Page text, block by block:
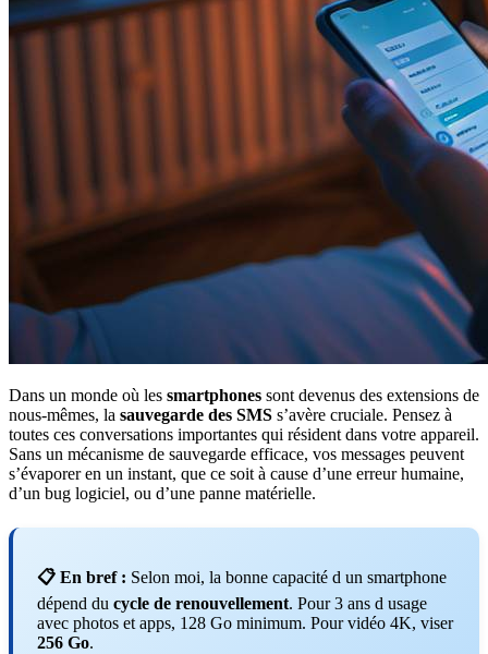
Dans un monde où les smartphones sont devenus des extensions de
nous-mêmes, la sauvegarde des SMS s’avère cruciale. Pensez à
toutes ces conversations importantes qui résident dans votre appareil.
Sans un mécanisme de sauvegarde efficace, vos messages peuvent
s’évaporer en un instant, que ce soit à cause d’une erreur humaine,
d’un bug logiciel, ou d’une panne matérielle.
📋 En bref : Selon moi, la bonne capacité d un smartphone
dépend du cycle de renouvellement. Pour 3 ans d usage
avec photos et apps, 128 Go minimum. Pour vidéo 4K, viser
256 Go.